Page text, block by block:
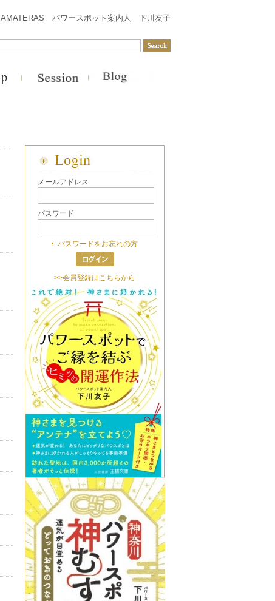
AMATERAS パワースポット案内人 下川友子
メールアドレス
パスワード
パスワードをお忘れの方
>>会員登録はこちらから